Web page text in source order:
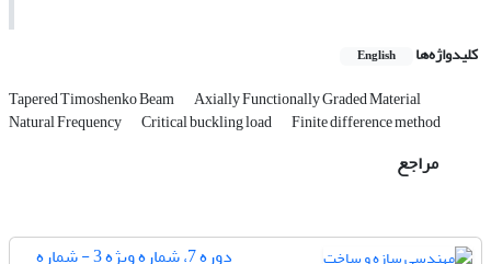
کلیدواژه‌ها English
Tapered Timoshenko Beam Axially Functionally Graded Material
Natural Frequency Critical buckling load Finite difference method
مراجع
دوره 7، شماره ویژه 3 - شماره